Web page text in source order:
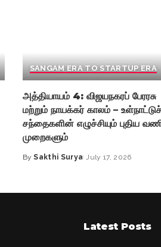
SANGAM ERA TO STARTUP ERA
அத்தியாயம் 4: விஜயநகரப் பேரரசு
மற்றும் நாயக்கர் காலம் –
சந்தைகளின் எழுச்சியும் புதிய
முறைகளும்
Posted
By Sakthi Surya July 17, 2026
Latest Posts